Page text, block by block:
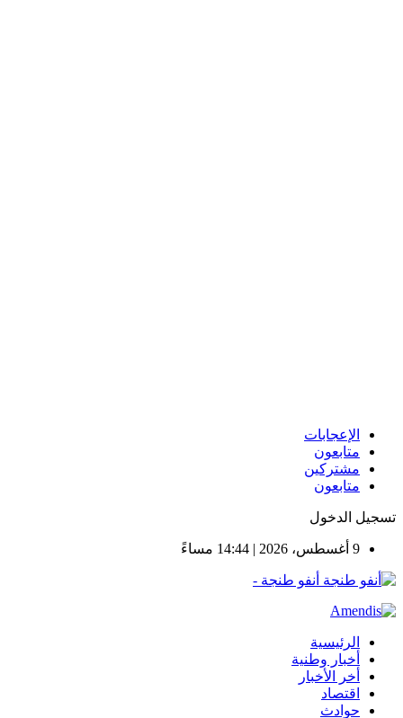
الإعجابات
متابعون
مشتركين
متابعون
الدخول
أنفو طنجة -
الرئيسية
أخبار وطنية
أخر الأخبار
اقتصاد
حوادث